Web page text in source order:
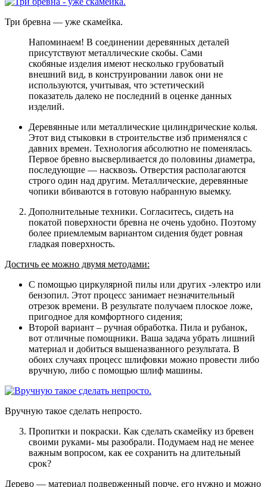
Три бревна — уже скамейка.
Напоминаем! В соединении деревянных деталей
присутствуют металлические скобы. Сами
скобяные изделия имеют несколько грубоватый
внешний вид, в конструировании лавок они не
используются, учитывая, что эстетический
показатель далеко не последний в оценке данных
изделий.
Деревянные или металлические цилиндрические колья.
Этот вид стыковки в строительстве изб применялся с
давних времен. Технология абсолютно не поменялась.
Первое бревно высверливается до половины диаметра,
последующие — насквозь. Отверстия располагаются
строго один над другим. Металлические, деревянные
чопики вбиваются в готовую набранную выемку.
Дополнительные техники. Согласитесь, сидеть на
покатой поверхности бревна не очень удобно. Поэтому
более приемлемым вариантом сидения будет ровная
гладкая поверхность.
Достичь ее можно двумя методами:
С помощью циркулярной пилы или других -электро или
бензопил. Этот процесс занимает незначительный
отрезок времени. В результате получаем плоское ложе,
пригодное для комфортного сидения;
Второй вариант – ручная обработка. Пила и рубанок,
вот отличные помощники. Ваша задача убрать лишний
материал и добиться вышеназванного результата. В
обоих случаях процесс шлифовки можно провести либо
вручную, либо с помощью шлиф машины.
Вручную такое сделать непросто.
Пропитки и покраски. Как сделать скамейку из бревен
своими руками- мы разобрали. Подумаем над не менее
важным вопросом, как ее сохранить на длительный
срок?
Дерево — материал подверженный порче, его нужно и можно